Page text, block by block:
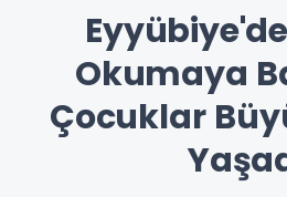
Okumaya
Çocuklar